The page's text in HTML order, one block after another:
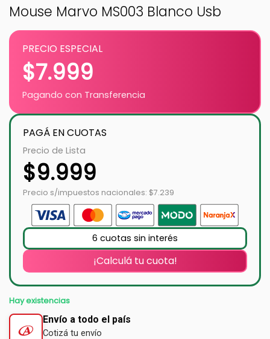
Mouse Marvo MS003 Blanco Usb
PRECIO ESPECIAL
$7.999
Pagando con Transferencia
PAGÁ EN CUOTAS
Precio de Lista
$9.999
Precio s/impuestos nacionales: $7.239
6 cuotas sin interés
¡Calculá tu cuota!
Hay existencias
Envío a todo el país
Cotizá tu envío